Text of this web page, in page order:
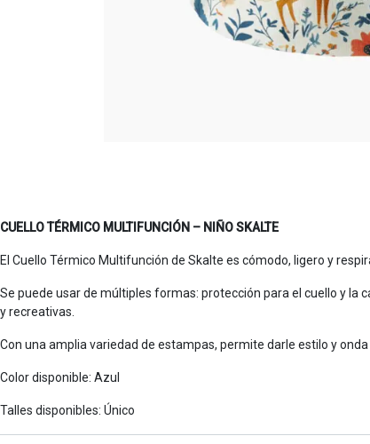
CUELLO TÉRMICO MULTIFUNCIÓN – NIÑO SKALTE
El Cuello Térmico Multifunción de Skalte es cómodo, ligero y
Se puede usar de múltiples formas: protección para el cuello y la
y recreativas.
Con una amplia variedad de estampas, permite darle estilo y
Color disponible: Azul
Talles disponibles: Único